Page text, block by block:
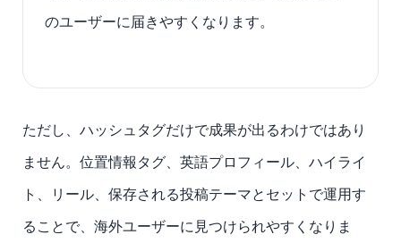
のユーザーに届きやすくなります。
ただし、ハッシュタグだけで成果が出るわけではあり
ません。位置情報タグ、英語プロフィール、ハイライ
ト、リール、保存される投稿テーマとセットで運用す
ることで、海外ユーザーに見つけられやすくなりま